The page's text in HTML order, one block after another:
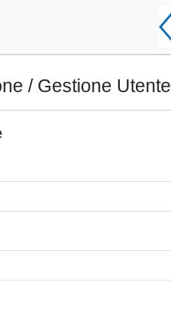
/ Gestione Utente